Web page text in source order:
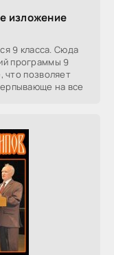
изложение
9 класса. Сюда
программы 9
что позволяет
на все